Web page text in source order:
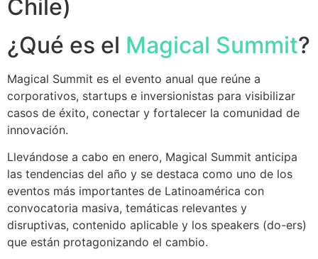
Chile)
¿Qué es el Magical Summit?
Magical Summit es el evento anual que reúne a
corporativos, startups e inversionistas para visibilizar
casos de éxito, conectar y fortalecer la comunidad de
innovación.
Llevándose a cabo en enero, Magical Summit anticipa
las tendencias del año y se destaca como uno de los
eventos más importantes de Latinoamérica con
convocatoria masiva, temáticas relevantes y
disruptivas, contenido aplicable y los speakers (do-ers)
que están protagonizando el cambio.